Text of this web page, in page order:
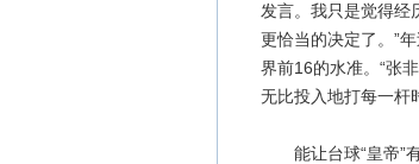
发言。我只是觉得经
更恰当的决定了。”
界前16的水准。“张
无比投入地打每一杆
能让台球“皇帝”有